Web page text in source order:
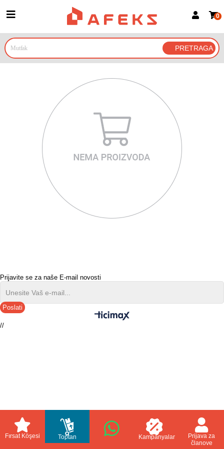
Prijava za članove
Prijavite se Google nalogom
0
Prijavite se za naše E-mail novosti
Poslati
//
Fırsat Köşesi Toptan Kampanyalar
Prijava za
članove